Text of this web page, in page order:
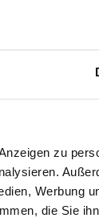
zu
Werbung
die Sie